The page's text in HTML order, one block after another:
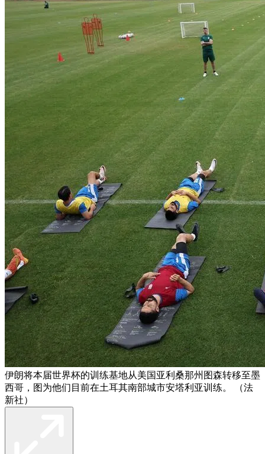
伊朗将本届世界杯的训练基地从美国亚利桑那州图森转移至墨
西哥，图为他们目前在土耳其南部城市安塔利亚训练。 （法
新社）